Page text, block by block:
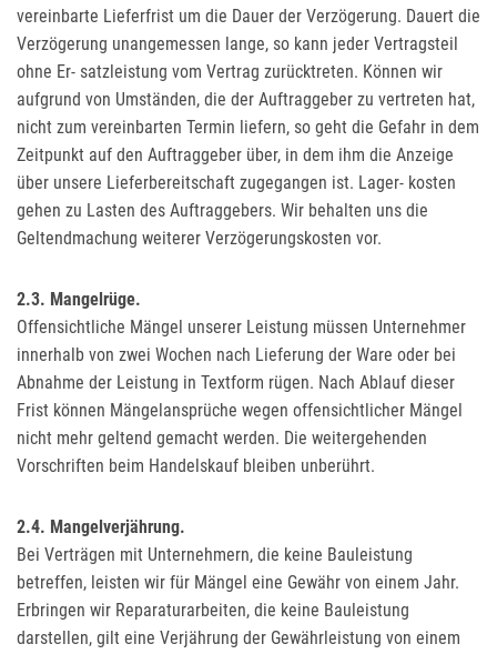
vereinbarte Lieferfrist um die Dauer der Verzögerung. Dauert die
Verzögerung unangemessen lange, so kann jeder Vertragsteil
ohne Er- satzleistung vom Vertrag zurücktreten. Können wir
aufgrund von Umständen, die der Auftraggeber zu vertreten hat,
nicht zum vereinbarten Termin liefern, so geht die Gefahr in dem
Zeitpunkt auf den Auftraggeber über, in dem ihm die Anzeige
über unsere Lieferbereitschaft zugegangen ist. Lager- kosten
gehen zu Lasten des Auftraggebers. Wir behalten uns die
Geltendmachung weiterer Verzögerungskosten vor.
2.3. Mangelrüge.
Offensichtliche Mängel unserer Leistung müssen Unternehmer
innerhalb von zwei Wochen nach Lieferung der Ware oder bei
Abnahme der Leistung in Textform rügen. Nach Ablauf dieser
Frist können Mängelansprüche wegen offensichtlicher Mängel
nicht mehr geltend gemacht werden. Die weitergehenden
Vorschriften beim Handelskauf bleiben unberührt.
2.4. Mangelverjährung.
Bei Verträgen mit Unternehmern, die keine Bauleistung
betreffen, leisten wir für Mängel eine Gewähr von einem Jahr.
Erbringen wir Reparaturarbeiten, die keine Bauleistung
darstellen, gilt eine Verjährung der Gewährleistung von einem